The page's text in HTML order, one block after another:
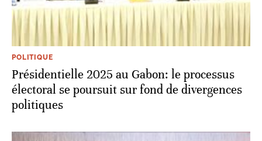
POLITIQUE
Présidentielle 2025 au Gabon: le processus
électoral se poursuit sur fond de divergences
politiques